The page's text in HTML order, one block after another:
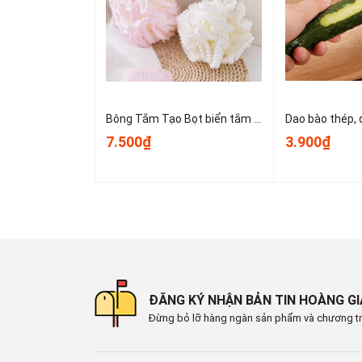
#tachcuaghe #phukiennhabep
Hotline : 0902.960.976 (Zalo)
🕗 Thời gian làm việc : Sáng 8:00 - 12:00 &
🏡 Địa chỉ : 16 Tây lân 3, Bà Điểm, Hóc Môn ,
Bông Tắm Tạo Bọt biển tắm lớn, bọt biển tắm cao cấp không bị lan rộng, siêu mềm và dễ tạo bọt A3553
7.500₫ 3.900₫
ĐĂNG KÝ NHẬN BẢN TIN HOÀNG
Đừng bỏ lỡ hàng ngàn sản phẩm và chương